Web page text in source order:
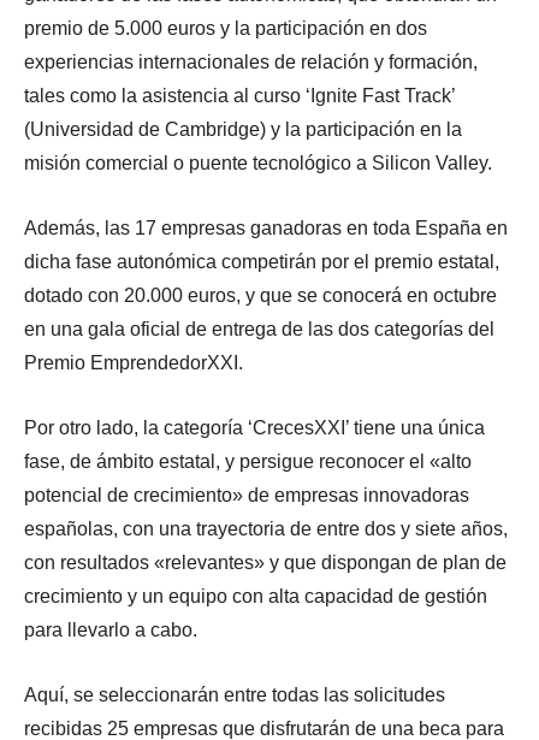
premio de 5.000 euros y la participación en dos
experiencias internacionales de relación y formación,
tales como la asistencia al curso ‘Ignite Fast Track’
(Universidad de Cambridge) y la participación en la
misión comercial o puente tecnológico a Silicon Valley.
Además, las 17 empresas ganadoras en toda España en
dicha fase autonómica competirán por el premio estatal,
dotado con 20.000 euros, y que se conocerá en octubre
en una gala oficial de entrega de las dos categorías del
Premio EmprendedorXXI.
Por otro lado, la categoría ‘CrecesXXI’ tiene una única
fase, de ámbito estatal, y persigue reconocer el «alto
potencial de crecimiento» de empresas innovadoras
españolas, con una trayectoria de entre dos y siete años,
con resultados «relevantes» y que dispongan de plan de
crecimiento y un equipo con alta capacidad de gestión
para llevarlo a cabo.
Aquí, se seleccionarán entre todas las solicitudes
recibidas 25 empresas que disfrutarán de una beca para